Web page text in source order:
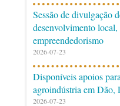
Sessão de divulgação
desenvolvimento local,
empreendedorismo
2026-07-23
Disponíveis apoios
agroindústria em Dão,
2026-07-23